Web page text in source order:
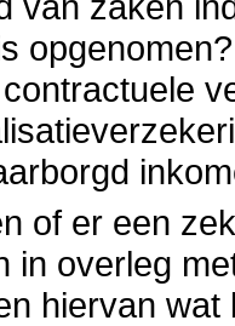
of er een
in overleg
hiervan